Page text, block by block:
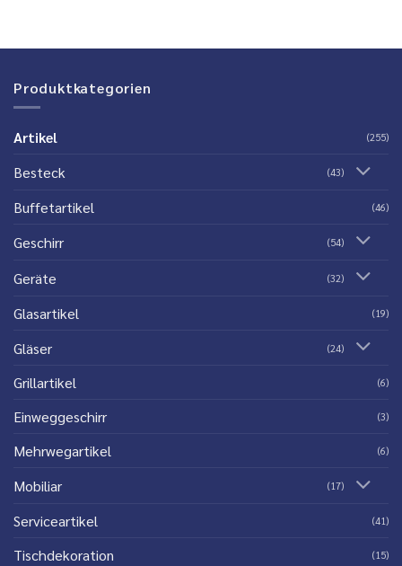
Produktkategorien
Artikel (255)
Besteck (43)
Buffetartikel (46)
Geschirr (54)
Geräte (32)
Glasartikel (19)
Gläser (24)
Grillartikel (6)
Einweggeschirr (3)
Mehrwegartikel (6)
Mobiliar (17)
Serviceartikel (41)
Tischdekoration (15)